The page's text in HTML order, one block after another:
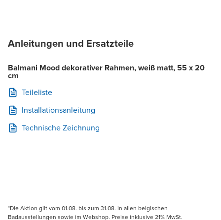
Anleitungen und Ersatzteile
Balmani Mood dekorativer Rahmen, weiß matt, 55 x 20
cm
Teileliste
Installationsanleitung
Technische Zeichnung
*Die Aktion gilt vom 01.08. bis zum 31.08. in allen belgischen
Badausstellungen sowie im Webshop. Preise inklusive 21% MwSt.